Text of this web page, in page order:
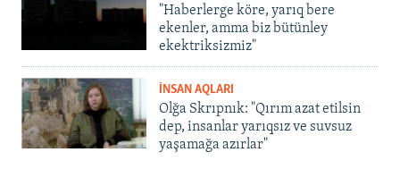
"Haberlerge köre, yarıq bere
ekenler, amma biz bütünley
ekektriksizmiz"
İNSAN AQLARI
Olğa Skrıpnık: "Qırım azat etilsin
dep, insanlar yarıqsız ve suvsuz
yaşamağa azırlar"